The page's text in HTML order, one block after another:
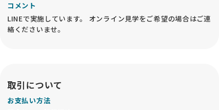
コメント
LINEで実施しています。 オンライン見学をご希望の場合はご連
絡くださいませ。
取引について
お支払い方法